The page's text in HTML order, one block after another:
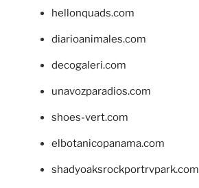
hellonquads.com
diarioanimales.com
decogaleri.com
unavozparadios.com
shoes-vert.com
elbotanicopanama.com
shadyoaksrockportrvpark.com